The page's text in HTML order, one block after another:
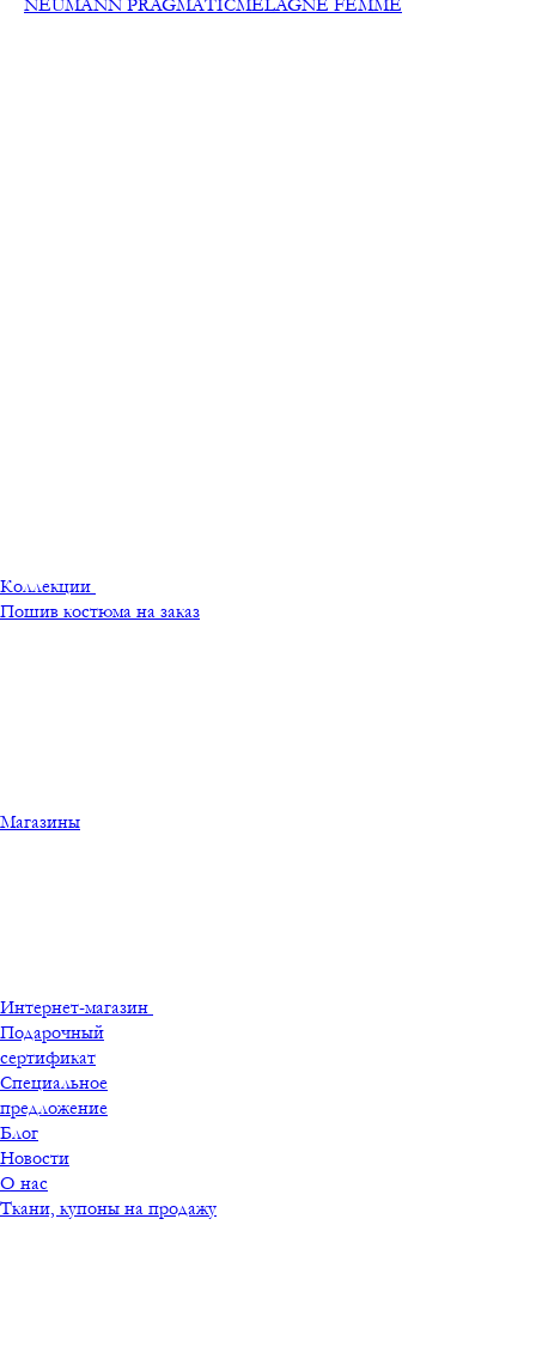
Коллекции
Пошив костюма на заказ
Магазины
Интернет-магазин
Подарочный
сертификат
Специальное
предложение
Блог
Новости
О нас
Ткани, купоны на продажу